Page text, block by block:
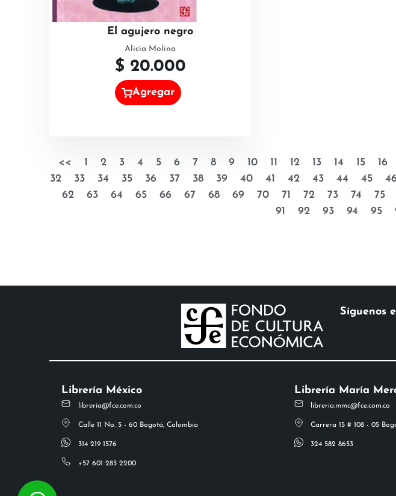
El agujero negro
Alicia Molina
$ 20.000
Agregar
<< 1 2 3 4 5 6 7 8 9 10 11 12 13 14 15 16
32
33 34 35 36 37 38 39 40 41 42 43 44 45
62
63 64 65 66 67 68 69 70 71 72 73 74 75
91
92 93 94 95
Síguenos
Librería México
libreria@fce.com.co
Calle 11 No. 5 - 60 Bogotá, Colombia
314 219 1576
+57 601 283 2200
Librería María
libreria.mmc@fce.com.co
Carrera 15 # 108 - 05
324 582 8653